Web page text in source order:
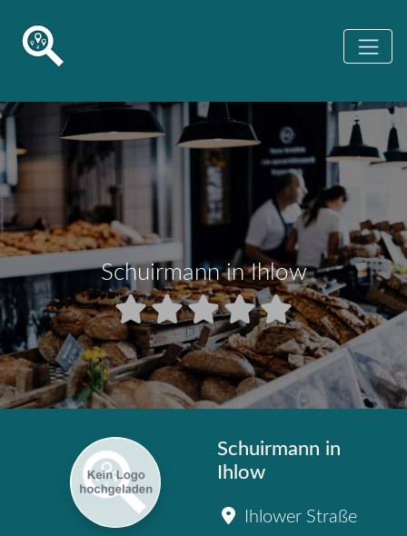
Schuirmann in Ihlow
Schuirmann in
Ihlow
Ihlower Straße